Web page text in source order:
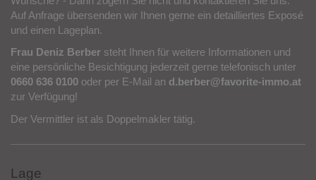
Erfüllt dieser Wohntraum genau Ihre Anforderungen und
Wünsche? - Dann zögern Sie nicht und kontaktieren Sie uns.
Auf Anfrage übersenden wir Ihnen gerne ein detailliertes Exposé
und einen Lageplan.
Frau Deniz Berbersteht Ihnen für weitere Informationen und
eine persönliche Besichtigung jederzeit gerne telefonisch unter
0660 636 0100
zur Verfügung!